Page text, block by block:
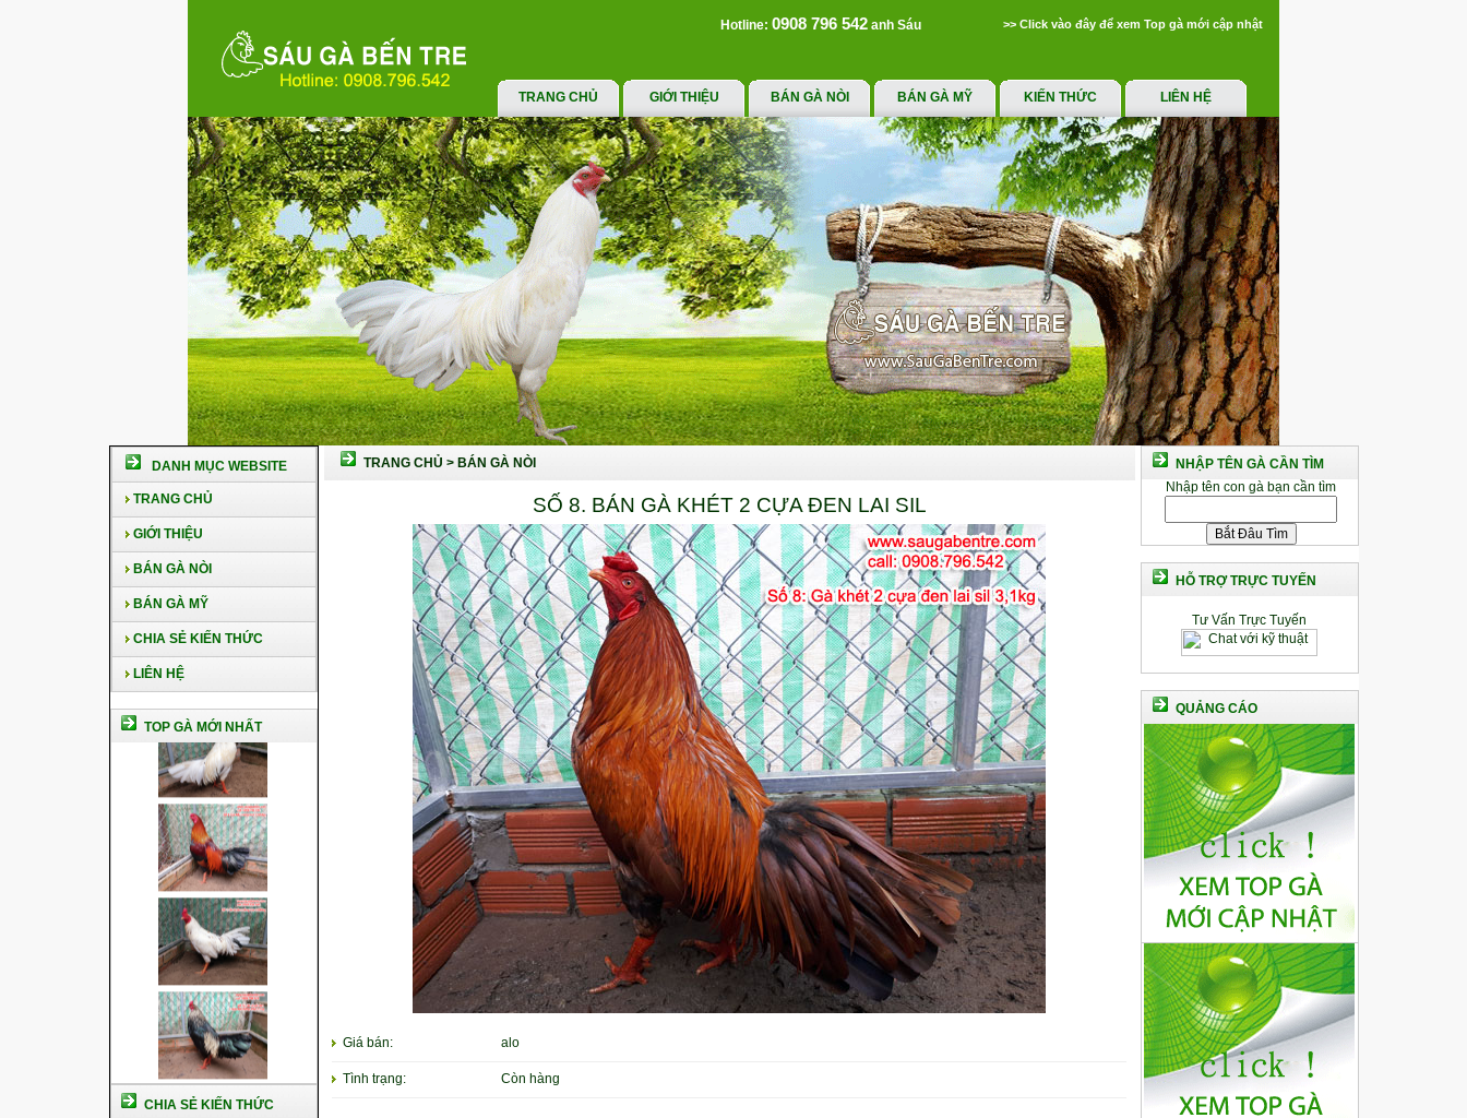
Hotline: 0908 796 542 anh Sáu >> Click vào đây để xem Top gà mới cập nhật
TRANG CHỦ GIỚI THIỆU BÁN GÀ NÒI BÁN GÀ MỸ KIẾN THỨC LIÊN HỆ
DANH MỤC WEBSITE
TRANG CHỦ
GIỚI THIỆU
BÁN GÀ NÒI
BÁN GÀ MỸ
CHIA SẺ KIẾN THỨC
LIÊN HỆ
TOP GÀ MỚI NHẤT
CHIA SẺ KIẾN THỨC
Cách nuôi gà chế độ đá c1
Cách nuôi gà đông tảo thuần
chủng
Kỹ thuật nuôi gà con mới nở
Hướng dẫn nuôi gà đá
TRANG CHỦ > BÁN GÀ NÒI
SỐ 8. BÁN GÀ KHÉT 2 CỰA ĐEN LAI SIL
Giá bán: alo
Tình trạng: Còn hàng
NHẬP TÊN GÀ CẦN TÌM
Nhập tên con gà bạn cần tìm
HỖ TRỢ TRỰC TUYẾN
Tư Vấn Trực Tuyến
QUẢNG CÁO